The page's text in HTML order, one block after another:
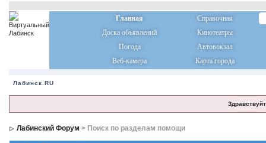
Главная
Справочная
Доска объявлений
Кинотеатры
Погода
Автовокзал
Веб-камера
Карта города
Лабинск.RU
Лабинский Форум > Поиск по разделам помощи